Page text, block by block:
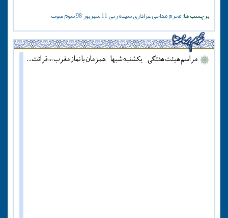
برچسب ها:محرممداحیعزاداریسینه زنی11شهریور 98سومصوت
مراسم هیئت هفتگی - یکشنبه شبها - همزمان با نماز مغرب ::: قرائت دعای آل یاسین - پنج شنبه ها قبل از اذان مغرب ::: همه روزه نماز جماعت مغرب و عشاء برگزار میشود